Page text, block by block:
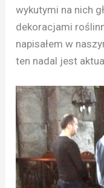
wykutymi na nich
dekoracjami
napisałem w
ten nadal jest